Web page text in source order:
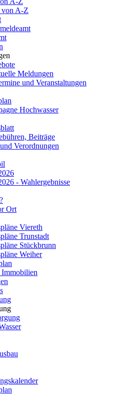
von A-Z
Meldungen
und Veranstaltungen
Hochwasser
Beiträge
Verordnungen
- Wahlergebnisse
Ort
Viereth
Trunstadt
Stückbrunn
Weiher